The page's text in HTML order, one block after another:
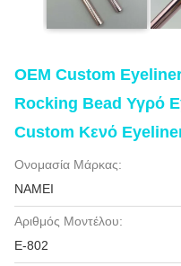
OEM Custom
Rocking Bead Υγρό
Custom Κενό
Ονομασία Μάρκας:
NAMEI
Αριθμός Μοντέλου:
Ε-802